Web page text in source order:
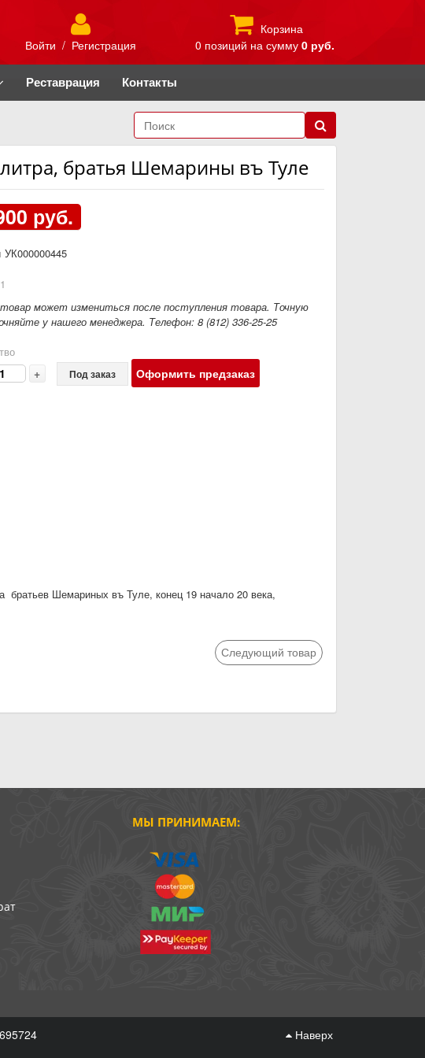
Войти / Регистрация
Корзина
0 позиций на сумму 0 руб.
Реставрация Контакты
братья Шемарины въ Туле
руб.
УК000000445
может измениться после поступления товара. Точную
у нашего менеджера. Телефон: 8 (812) 336-25-25
+ Под заказ Оформить предзаказ
братьев Шемариных въ Туле, конец 19 начало 20 века,
Следующий товар
МЫ ПРИНИМАЕМ:
Наверх